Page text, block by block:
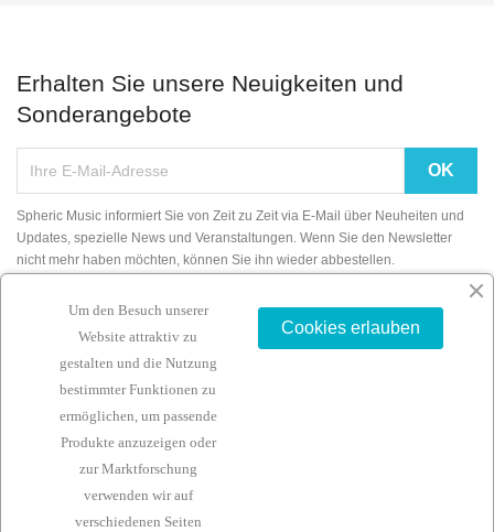
Erhalten Sie unsere Neuigkeiten und
Sonderangebote
Spheric Music informiert Sie von Zeit zu Zeit via E-Mail über Neuheiten und
Updates, spezielle News und Veranstaltungen. Wenn Sie den Newsletter
nicht mehr haben möchten, können Sie ihn wieder abbestellen.
ARTIKEL
UNTERNEHMEN
Um den Besuch unserer
Website attraktiv zu
gestalten und die Nutzung
bestimmter Funktionen zu
ermöglichen, um passende
Produkte anzuzeigen oder
zur Marktforschung
verwenden wir auf
verschiedenen Seiten
Cookies erlauben